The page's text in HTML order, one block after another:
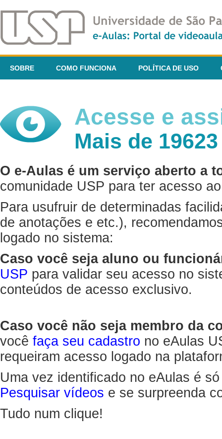
SOBRE COMO FUNCIONA POLÍTICA DE USO
Acesse e
Mais de
O e-Aulas é um serviço aberto a
comunidade USP para ter acesso
Para usufruir de determinadas
de anotações e etc.),
logado no sistema:
Caso você seja aluno ou
USP para validar seu acesso no
conteúdos de acesso exclusivo.
Caso você não seja membro da
você faça seu cadastro no eAulas
requeiram acesso logado na
Uma vez identificado no eAulas é
Pesquisar vídeos e se surpreenda
Tudo num clique!